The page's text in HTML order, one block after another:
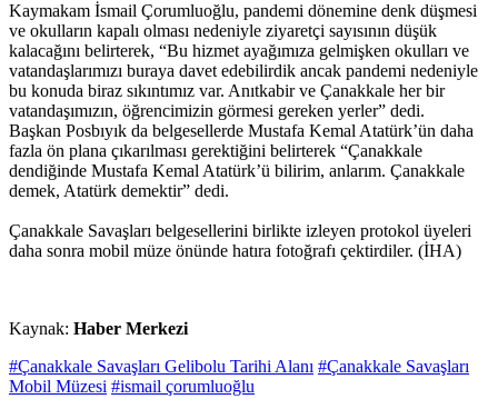
Kaymakam İsmail Çorumluoğlu, pandemi dönemine denk düşmesi
ve okulların kapalı olması nedeniyle ziyaretçi sayısının düşük
kalacağını belirterek, “Bu hizmet ayağımıza gelmişken okulları ve
vatandaşlarımızı buraya davet edebilirdik ancak pandemi nedeniyle
bu konuda biraz sıkıntımız var. Anıtkabir ve Çanakkale her bir
vatandaşımızın, öğrencimizin görmesi gereken yerler” dedi.
Başkan Posbıyık da belgesellerde Mustafa Kemal Atatürk’ün daha
fazla ön plana çıkarılması gerektiğini belirterek “Çanakkale
dendiğinde Mustafa Kemal Atatürk’ü bilirim, anlarım. Çanakkale
demek, Atatürk demektir” dedi.
Çanakkale Savaşları belgesellerini birlikte izleyen protokol üyeleri
daha sonra mobil müze önünde hatıra fotoğrafı çektirdiler. (İHA)
Kaynak: Haber Merkezi
#Çanakkale Savaşları Gelibolu Tarihi Alanı #Çanakkale Savaşları
Mobil Müzesi #ismail çorumluoğlu